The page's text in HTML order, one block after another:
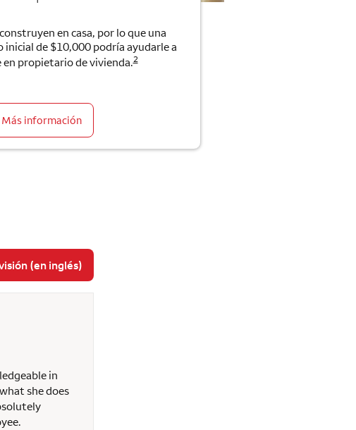
en casa, por lo que una
inicial de $10,000 podría ayudarle a
propietario de vivienda.2
Más información
(en inglés)
in
she does